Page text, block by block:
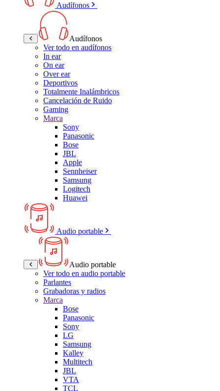
Audífonos
Audífonos
Ver todo en audífonos
In ear
On ear
Over ear
Deportivos
Totalmente Inalámbricos
Cancelación de Ruido
Gaming
Marca
Sony
Panasonic
Bose
JBL
Apple
Sennheiser
Samsung
Logitech
Huawei
Audio portable
Audio portable
Ver todo en audio portable
Parlantes
Grabadoras y radios
Marca
Bose
Panasonic
Sony
LG
Samsung
Kalley
Multitech
JBL
VTA
TCL